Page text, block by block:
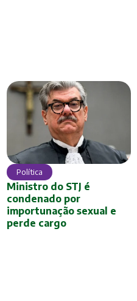
Política
Ministro do STJ é
condenado por
importunação sexual e
perde cargo